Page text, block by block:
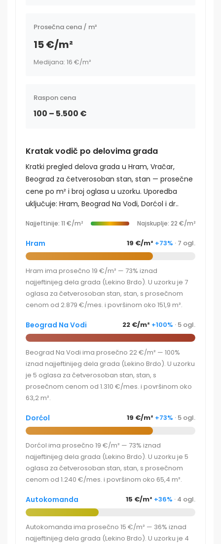
Prosečna cena / m²
15 €/m²
Medijana: 16 €/m²
Raspon cena
100 – 5.500 €
Kratak vodič po delovima grada
Kratki pregled delova grada u Hram, Vračar,
Beograd za četverosoban stan, stan — prosečne
cene po m² i broj oglasa u uzorku. Uporedba
uključuje: Hram, Beograd Na Vodi, Dorćol i dr..
Najjeftinije: 11 €/m² Najskuplje: 22 €/m²
Hram 19 €/m² +73% · 7 ogl.
Hram ima prosečno 19 €/m² — 73% iznad
najjeftinijeg dela grada (Lekino Brdo). U uzorku je 7
oglasa za četverosoban stan, stan, s prosečnom
cenom od 2.879 €/mes. i površinom oko 151,9 m².
Beograd Na Vodi 22 €/m² +100% · 5 ogl.
Beograd Na Vodi ima prosečno 22 €/m² — 100%
iznad najjeftinijeg dela grada (Lekino Brdo). U uzorku
je 5 oglasa za četverosoban stan, stan, s
prosečnom cenom od 1.310 €/mes. i površinom oko
63,2 m².
Dorćol 19 €/m² +73% · 5 ogl.
Dorćol ima prosečno 19 €/m² — 73% iznad
najjeftinijeg dela grada (Lekino Brdo). U uzorku je 5
oglasa za četverosoban stan, stan, s prosečnom
cenom od 1.240 €/mes. i površinom oko 65,4 m².
Autokomanda 15 €/m² +36% · 4 ogl.
Autokomanda ima prosečno 15 €/m² — 36% iznad
najjeftinijeg dela grada (Lekino Brdo). U uzorku je 4